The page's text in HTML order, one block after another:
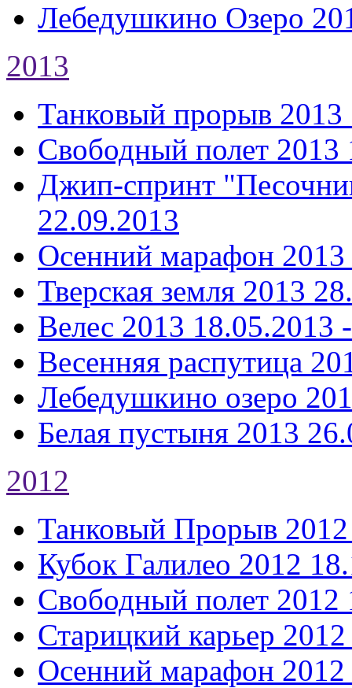
Лебедушкино Озеро
2013
Танковый прорыв 2013
Свободный полет 2013
Джип-спринт
22.09.2013
Осенний марафон 2013
Тверская земля 2013
Велес 2013 18.05.2013
Весенняя распутица
Лебедушкино озеро
Белая пустыня 2013
2012
Танковый Прорыв 2012
Кубок Галилео 2012
Свободный полет 2012
Старицкий карьер 2012
Осенний марафон 2012